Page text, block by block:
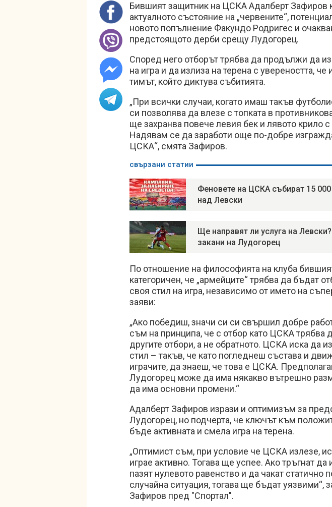
Бившият защитник на ЦСКА Адалберт Зафиров
актуалното състояние на „червените“,
новото попълнение Факундо Родригес и
предстоящото дерби срещу Лудогорец.
Според него отборът трябва да продължи да
на игра и да излиза на терена с увереността,
тимът, който диктува събитията.
„При всички случаи, когато имаш такъв
си позволява да влезе с топката в
ще захранва повече левия бек и лявото крило
Надявам се да заработи още по-добре
ЦСКА“, смята Зафиров.
свързани статии
Феновете на ЦСКА събират 15
над Левски
Ще направят ли услуга на
закани на Лудогорец
По отношение на философията на клуба
категоричен, че „армейците“ трябва да бъдат
своя стил на игра, независимо от името на
заяви:
„Ако победиш, значи си си свършил добре
съм на принципа, че с отбор като ЦСКА трябва
другите отбори, а не обратното. ЦСКА иска да
стил – такъв, че като погледнеш състава и
играчите, да знаеш, че това е ЦСКА.
Лудогорец може да има някакво вътрешно
да има основни промени.“
Адалберт Зафиров изрази и оптимизъм за
Лудогорец, но подчерта, че ключът към
бъде активната и смела игра на терена.
„Оптимист съм, при условие че ЦСКА излезе,
играе активно. Тогава ще успее. Ако тръгнат да
пазят нулевото равенство и да чакат статично
случайна ситуация, тогава ще бъдат уязвими“,
Зафиров пред "Спортал".